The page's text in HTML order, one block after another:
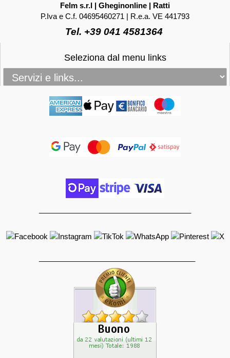
Felm s.r.l | Gheginonline | Ratti
P.Iva e C.f. 04695460271 | R.e.a. VE 441793
Tel. +39 041 4581364
Seleziona dal menu links